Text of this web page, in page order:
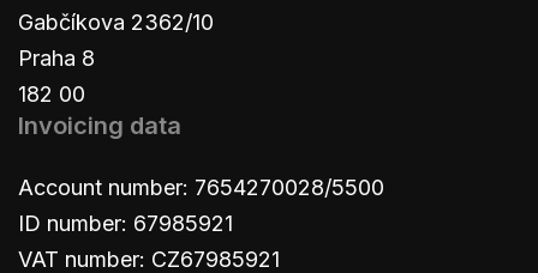
Gabčíkova 2362/10
Praha 8
182 00
Invoicing data
Account number: 7654270028/5500
ID number: 67985921
VAT number: CZ67985921